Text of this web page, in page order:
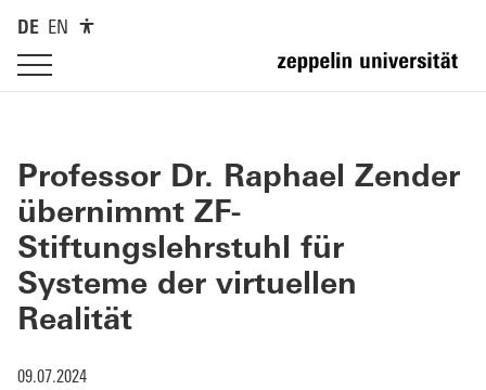
DE EN
Professor Dr. Raphael Zender
übernimmt ZF-
Stiftungslehrstuhl für
Systeme der virtuellen
Realität
09.07.2024